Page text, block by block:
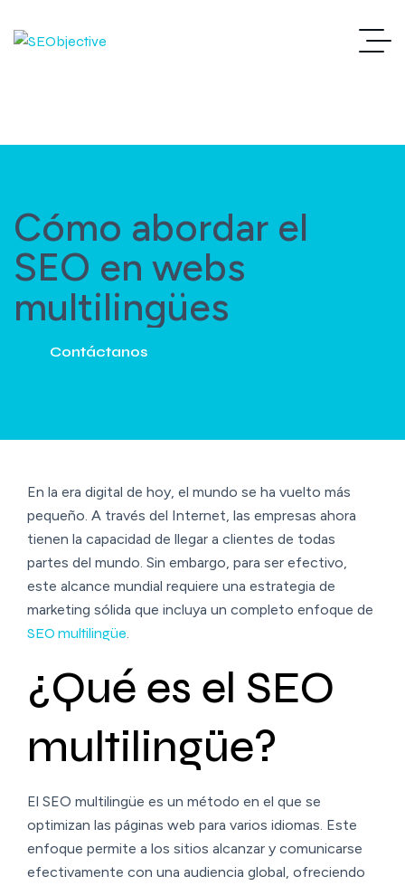
Cómo abordar el
SEO en webs
multilingües
Contáctanos
En la era digital de hoy, el mundo se ha vuelto más
pequeño. A través del Internet, las empresas ahora
tienen la capacidad de llegar a clientes de todas
partes del mundo. Sin embargo, para ser efectivo,
este alcance mundial requiere una estrategia de
marketing sólida que incluya un completo enfoque de
SEO multilingüe.
¿Qué es el SEO
multilingüe?
El SEO multilingüe es un método en el que se
optimizan las páginas web para varios idiomas. Este
enfoque permite a los sitios alcanzar y comunicarse
efectivamente con una audiencia global, ofreciendo